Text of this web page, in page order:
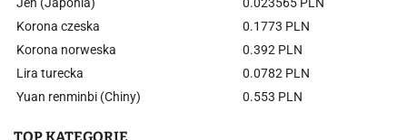
Korona czeska
0.1773 PLN
Korona norweska
0.392 PLN
Lira turecka
0.0782 PLN
Yuan renminbi (Chiny)
0.553 PLN